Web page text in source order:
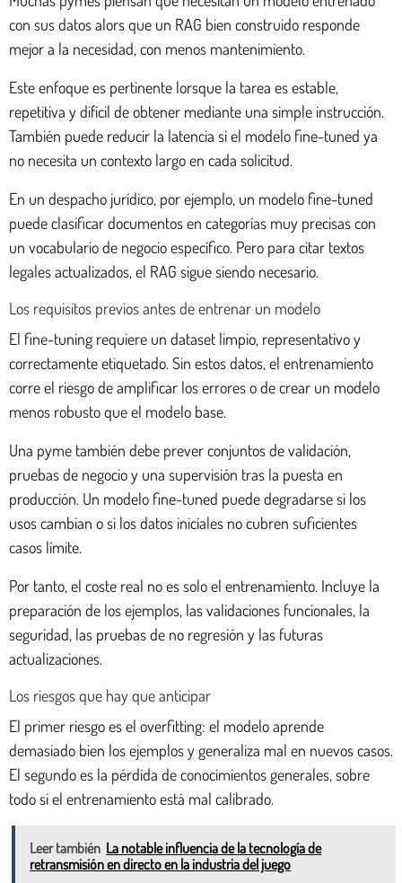
con sus datos alors que un RAG bien construido responde
mejor a la necesidad, con menos mantenimiento.
Este enfoque es pertinente lorsque la tarea es estable,
repetitiva y difícil de obtener mediante una simple instrucción.
También puede reducir la latencia si el modelo fine-tuned ya
no necesita un contexto largo en cada solicitud.
En un despacho jurídico, por ejemplo, un modelo fine-tuned
puede clasificar documentos en categorías muy precisas con
un vocabulario de negocio específico. Pero para citar textos
legales actualizados, el RAG sigue siendo necesario.
Los requisitos previos antes de entrenar un modelo
El fine-tuning requiere un dataset limpio, representativo y
correctamente etiquetado. Sin estos datos, el entrenamiento
corre el riesgo de amplificar los errores o de crear un modelo
menos robusto que el modelo base.
Una pyme también debe prever conjuntos de validación,
pruebas de negocio y una supervisión tras la puesta en
producción. Un modelo fine-tuned puede degradarse si los
usos cambian o si los datos iniciales no cubren suficientes
casos límite.
Por tanto, el coste real no es solo el entrenamiento. Incluye la
preparación de los ejemplos, las validaciones funcionales, la
seguridad, las pruebas de no regresión y las futuras
actualizaciones.
Los riesgos que hay que anticipar
El primer riesgo es el overfitting: el modelo aprende
demasiado bien los ejemplos y generaliza mal en nuevos casos.
El segundo es la pérdida de conocimientos generales, sobre
todo si el entrenamiento está mal calibrado.
Leer también La notable influencia de la tecnología de
retransmisión en directo en la industria del juego